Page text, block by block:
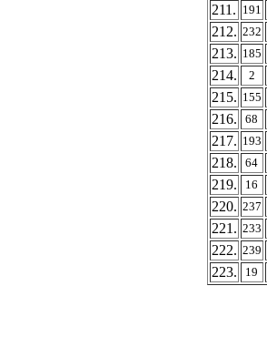
211. 191
212. 232
213. 185
214.
2
215. 155
216.
68
217. 193
218.
64
219.
16
220. 237
221. 233
222. 239
223.
19